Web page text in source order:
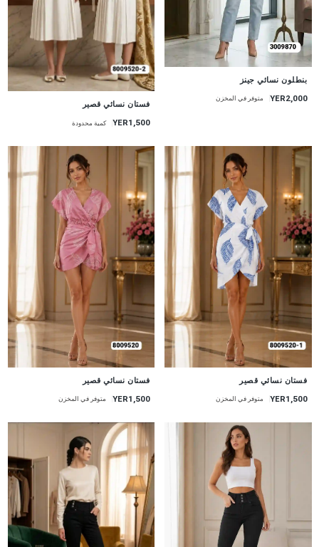
بنطلون نسائي جينز
YER2,000 متوفر في المخزن جديد
فستان نسائي قصير
YER1,500 كمية محدودة
فستان نسائي قصير
YER1,500 متوفر في المخزن
فستان نسائي قصير
YER1,500 متوفر في المخزن